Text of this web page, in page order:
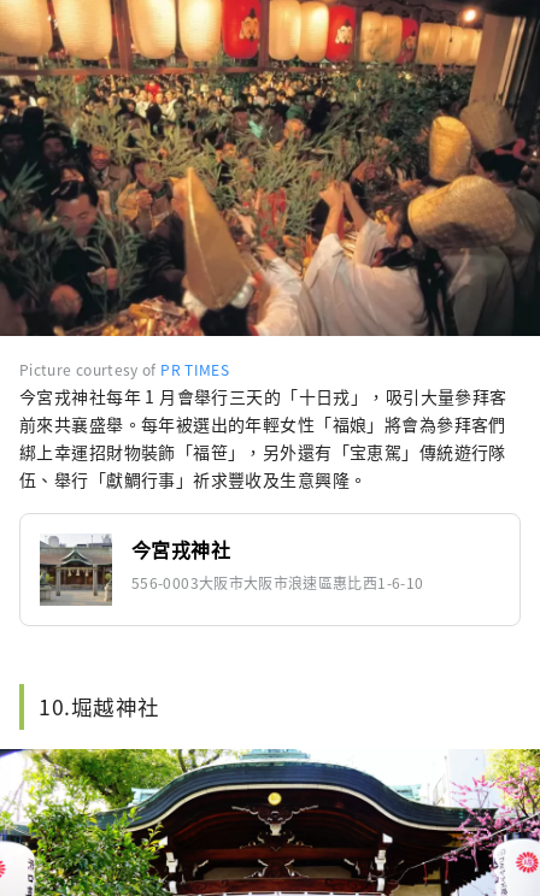
Picture courtesy of PR TIMES
今宮戎神社每年 1 月會舉行三天的「十日戎」，吸引大量參拜客
前來共襄盛舉。每年被選出的年輕女性「福娘」將會為參拜客們
綁上幸運招財物裝飾「福笹」，另外還有「宝恵駕」傳統遊行隊
伍、舉行「獻鯛行事」祈求豐收及生意興隆。
今宮戎神社
556-0003大阪市大阪市浪速區惠比西1-6-10
10.堀越神社